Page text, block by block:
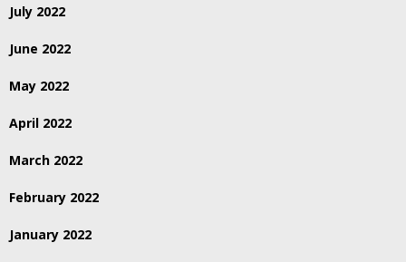
July 2022
June 2022
May 2022
April 2022
March 2022
February 2022
January 2022